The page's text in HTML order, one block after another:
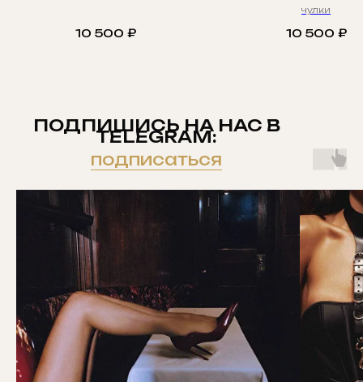
10 500 ₽
чулки
10 500 ₽
ПОДПИШИСЬ НА НАС В
TELEGRAM:
подписаться